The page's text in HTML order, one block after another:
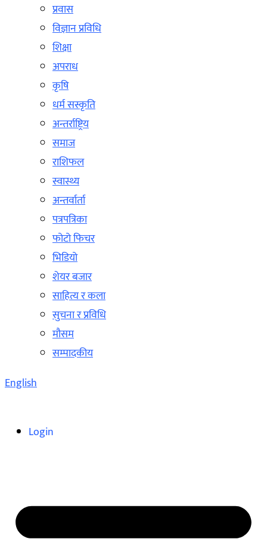
प्रवास
विज्ञान प्रविधि
शिक्षा
अपराध
कृषि
धर्म सस्कृति
अन्तर्राष्ट्रिय
समाज
राशिफल
स्वास्थ्य
अन्तर्वार्ता
पत्रपत्रिका
फोटो फिचर
भिडियो
शेयर बजार
साहित्य र कला
सुचना र प्रविधि
मौसम
सम्पादकीय
English
Login